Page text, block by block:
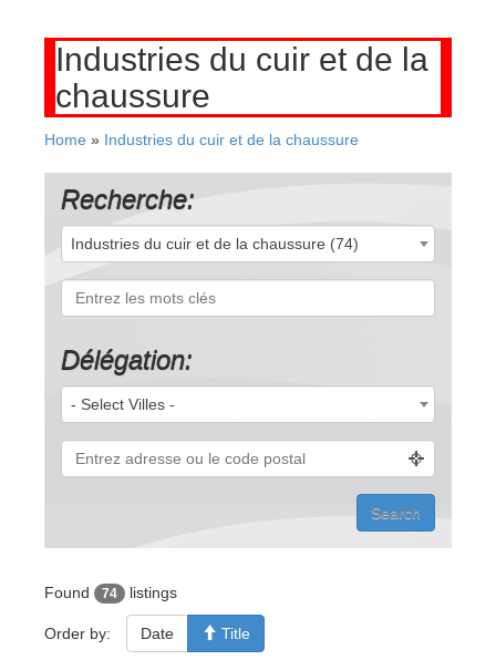
Industries du cuir et de la
chaussure
Home » Industries du cuir et de la chaussure
Recherche:
Industries du cuir et de la chaussure (74)
Délégation:
- Select Villes -
Found 74 listings
Order by: Date Title